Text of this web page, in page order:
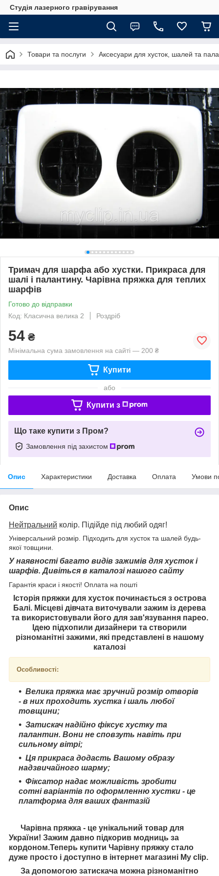
Студія лазерного гравірування
Товари та послуги Аксесуари для хусток, шалей та
Тримач для шарфа або хустки. Прикраса для
шалі і палантину. Чарівна пряжка для теплих
шарфів
Готово до відправки
Код: Класична велика 2
Роздріб
54 ₴
Мінімальна сума замовлення на сайті — 200 ₴
Купити
або
Купити з
Що таке купити з Пром?
Замовлення під захистом
Опис Характеристики Доставка Оплата Умови
Опис
Нейтральний колір. Підійде під любий одяг!
Універсальний розмір. Підходить для хусток та шалей будь-
якої товщини.
У наявності багато видів зажимів для хусток і
шарфів. Дивіться в каталозі нашого сайту
Гарантія краси і якості! Оплата на пошті
Історія пряжки для хусток починається з острова
Балі. Місцеві дівчата виточували зажим із дерева
та використовували його для зав'язування парео.
Ідею підхопили дизайнери та створили
різноманітні зажими, які представлені в нашому
каталозі
Особливості:
Велика пряжка має зручний розмір отворів
- в них проходить хустка і шаль любої
товщини;
Затискач надійно фіксує хустку та
палантин. Вони не сповзуть навіть при
сильному вітрі;
Ця прикраса додасть Вашому образу
надзвичайного шарму;
Фіксатор надає можливість зробити
сотні варіантів по оформленню хустки - це
платформа для ваших фантазій
Чарівна пряжка - це унікальний товар для
України! Зажим давно підкорив модниць за
кордоном.Теперь купити Чарівну пряжку стало
дуже просто і доступно в інтернет магазині My clip.
За допомогою затискача можна різноманітно